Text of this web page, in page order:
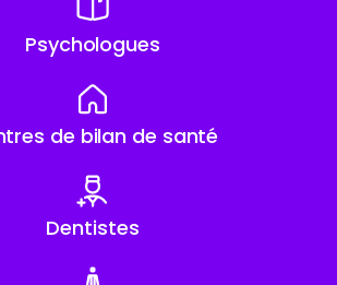
Psychologues
de bilan de santé
Dentistes